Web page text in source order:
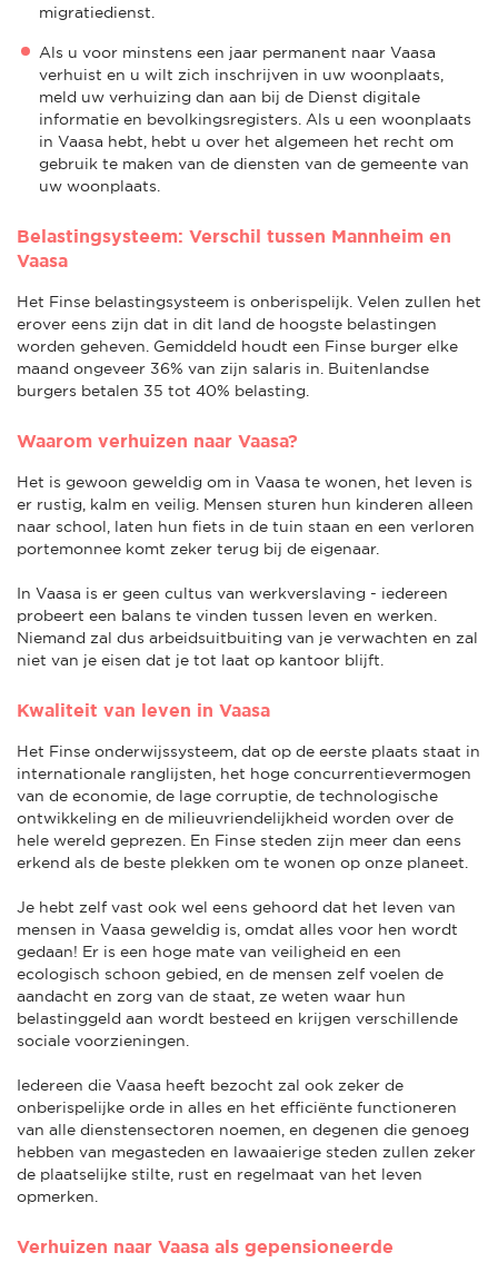
migratiedienst.
Als u voor minstens een jaar permanent naar Vaasa
verhuist en u wilt zich inschrijven in uw woonplaats,
meld uw verhuizing dan aan bij de Dienst digitale
informatie en bevolkingsregisters. Als u een woonplaats
in Vaasa hebt, hebt u over het algemeen het recht om
gebruik te maken van de diensten van de gemeente van
uw woonplaats.
Belastingsysteem: Verschil tussen Mannheim en
Vaasa
Het Finse belastingsysteem is onberispelijk. Velen zullen het
erover eens zijn dat in dit land de hoogste belastingen
worden geheven. Gemiddeld houdt een Finse burger elke
maand ongeveer 36% van zijn salaris in. Buitenlandse
burgers betalen 35 tot 40% belasting.
Waarom verhuizen naar Vaasa?
Het is gewoon geweldig om in Vaasa te wonen, het leven is
er rustig, kalm en veilig. Mensen sturen hun kinderen alleen
naar school, laten hun fiets in de tuin staan en een verloren
portemonnee komt zeker terug bij de eigenaar.
In Vaasa is er geen cultus van werkverslaving - iedereen
probeert een balans te vinden tussen leven en werken.
Niemand zal dus arbeidsuitbuiting van je verwachten en zal
niet van je eisen dat je tot laat op kantoor blijft.
Kwaliteit van leven in Vaasa
Het Finse onderwijssysteem, dat op de eerste plaats staat in
internationale ranglijsten, het hoge concurrentievermogen
van de economie, de lage corruptie, de technologische
ontwikkeling en de milieuvriendelijkheid worden over de
hele wereld geprezen. En Finse steden zijn meer dan eens
erkend als de beste plekken om te wonen op onze planeet.
Je hebt zelf vast ook wel eens gehoord dat het leven van
mensen in Vaasa geweldig is, omdat alles voor hen wordt
gedaan! Er is een hoge mate van veiligheid en een
ecologisch schoon gebied, en de mensen zelf voelen de
aandacht en zorg van de staat, ze weten waar hun
belastinggeld aan wordt besteed en krijgen verschillende
sociale voorzieningen.
Iedereen die Vaasa heeft bezocht zal ook zeker de
onberispelijke orde in alles en het efficiënte functioneren
van alle dienstensectoren noemen, en degenen die genoeg
hebben van megasteden en lawaaierige steden zullen zeker
de plaatselijke stilte, rust en regelmaat van het leven
opmerken.
Verhuizen naar Vaasa als gepensioneerde